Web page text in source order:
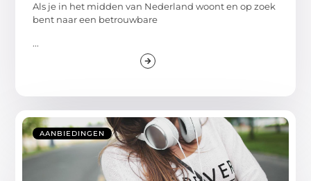
Als je in het midden van Nederland woont en op zoek
bent naar een betrouwbare
...
AANBIEDINGEN